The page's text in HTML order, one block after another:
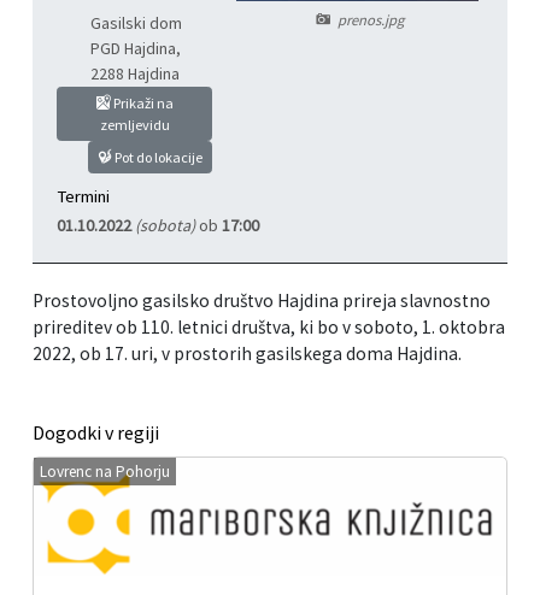
prenos.jpg
Gasilski dom
PGD Hajdina,
2288 Hajdina
Prikaži na
zemljevidu
Pot do lokacije
Termini
01.10.2022(sobota)ob 17:00
Prostovoljno gasilsko društvo Hajdina prireja slavnostno
prireditev ob 110. letnici društva, ki bo v soboto, 1. oktobra
2022, ob 17. uri, v prostorih gasilskega doma Hajdina.
Dogodki v regiji
Lovrenc na Pohorju
Informacije javnega značaja
Vizitka občine
Javni razpisi, natečaji, namere...
Projekti in investicije
Občinski časopis Hajdinčan
Napovedniki SIP TV